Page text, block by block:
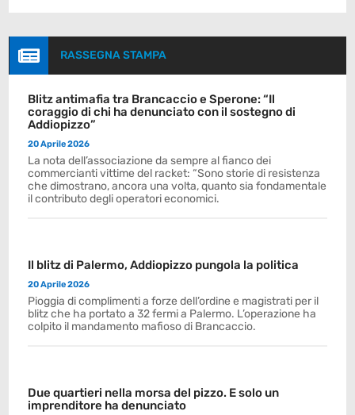
 RASSEGNA STAMPA
Blitz antimafia tra Brancaccio e Sperone: “Il
coraggio di chi ha denunciato con il sostegno di
Addiopizzo”
20 Aprile 2026
La nota dell’associazione da sempre al fianco dei
commercianti vittime del racket: “Sono storie di resistenza
che dimostrano, ancora una volta, quanto sia fondamentale
il contributo degli operatori economici.
Il blitz di Palermo, Addiopizzo pungola la politica
20 Aprile 2026
Pioggia di complimenti a forze dell’ordine e magistrati per il
blitz che ha portato a 32 fermi a Palermo. L’operazione ha
colpito il mandamento mafioso di Brancaccio.
Due quartieri nella morsa del pizzo. E solo un
imprenditore ha denunciato